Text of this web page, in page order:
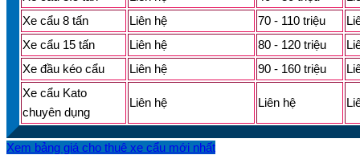
Xe cẩu 8 tấn
Liên hệ 70 - 110 triệu
Xe cẩu 15 tấn
Liên hệ 80 - 120 triệu
Xe đầu kéo cẩu
Liên hệ 90 - 160 triệu
Xe cẩu Kato
chuyên dụng
Liên hệ Liên hệ
Xem bảng giá cho thuê xe cẩu mới nhất